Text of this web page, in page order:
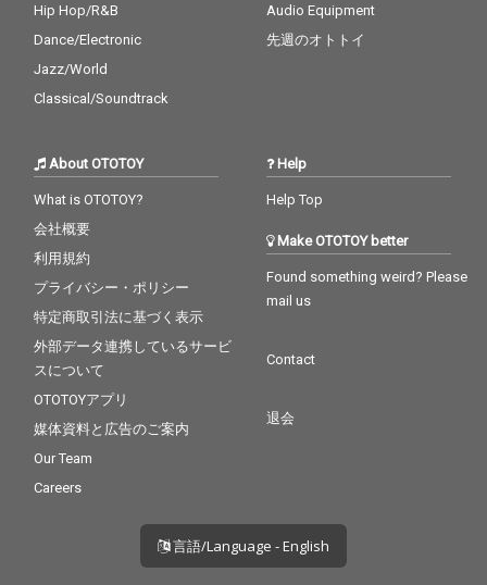
Hip Hop/R&B
Dance/Electronic
Jazz/World
Classical/Soundtrack
Audio Equipment
先週のオトトイ
About OTOTOY
What is OTOTOY?
会社概要
利用規約
プライバシー・ポリシー
特定商取引法に基づく表示
外部データ連携しているサービ
スについて
OTOTOYアプリ
媒体資料と広告のご案内
Our Team
Careers
Help
Help Top
Make OTOTOY better
Found something weird? Please
mail us
Contact
退会
言語/Language - English